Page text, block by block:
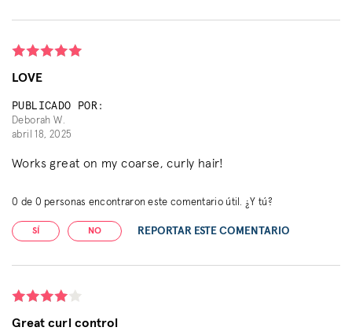
LOVE
PUBLICADO POR:
Deborah W.
abril 18, 2025
Works great on my coarse, curly hair!
0 de 0 personas encontraron este comentario útil. ¿Y tú?
SÍ NO REPORTAR ESTE COMENTARIO
Great curl control